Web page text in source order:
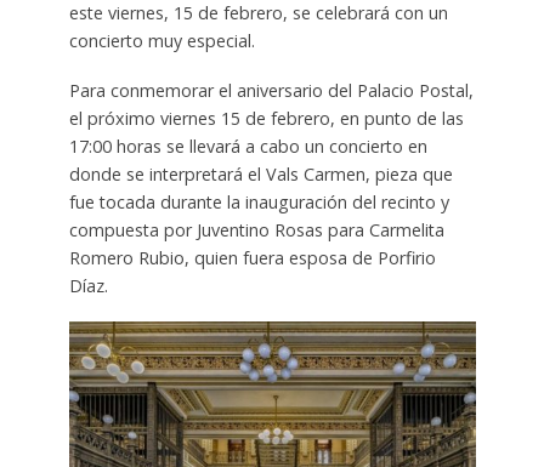
este viernes, 15 de febrero, se celebrará con un
concierto muy especial.
Para conmemorar el aniversario del Palacio Postal,
el próximo viernes 15 de febrero, en punto de las
17:00 horas se llevará a cabo un concierto en
donde se interpretará el Vals Carmen, pieza que
fue tocada durante la inauguración del recinto y
compuesta por Juventino Rosas para Carmelita
Romero Rubio, quien fuera esposa de Porfirio
Díaz.